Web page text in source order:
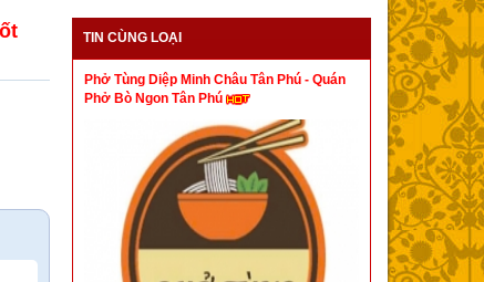
TIN CÙNG LOẠI
Phở Tùng Diệp Minh Châu Tân Phú - Quán
Phở Bò Ngon Tân Phú